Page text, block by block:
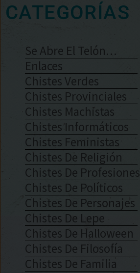
CATEGORÍAS
Se Abre El Telón…
Enlaces
Chistes Verdes
Chistes Provinciales
Chistes Machistas
Chistes Informáticos
Chistes Feministas
Chistes De Religión
Chistes De Profesiones
Chistes De Políticos
Chistes De Personajes
Chistes De Lepe
Chistes De Halloween
Chistes De Filosofía
Chistes De Familia